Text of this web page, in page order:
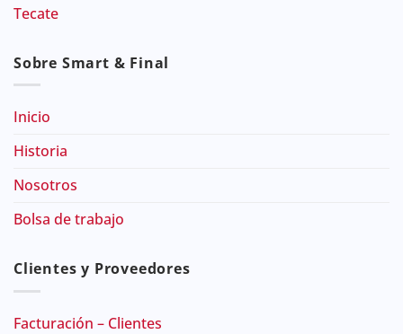
Tecate
Sobre Smart & Final
Inicio
Historia
Nosotros
Bolsa de trabajo
Clientes y Proveedores
Facturación – Clientes